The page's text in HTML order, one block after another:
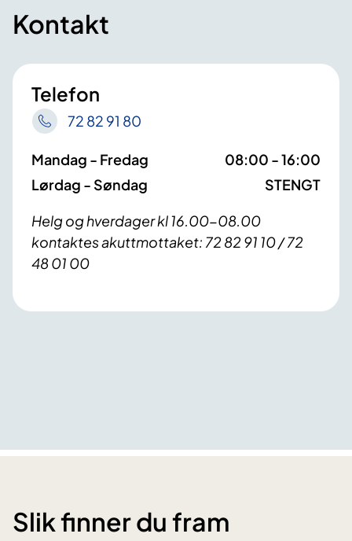
Kontakt
Telefon
72 82 91 80
Mandag - Fredag
08:00 - 16:00
Lørdag - Søndag
STENGT
Helg og hverdager kl 16.00-08.00
kontaktes akuttmottaket: 72 82 91 10 / 72
48 01 00
Slik finner du fram